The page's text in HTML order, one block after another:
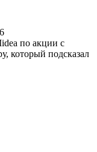
по акции с
который подсказал